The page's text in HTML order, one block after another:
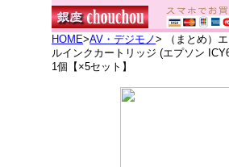
HOME>AV・デジモノ> （まとめ）
ルインクカートリッジ (エプソン
1個【×5セット】